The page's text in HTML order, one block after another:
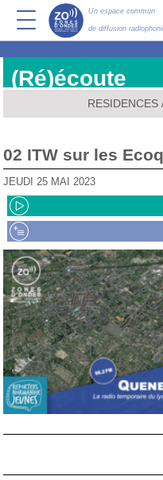
Un espace commun
de diffusion
(Ré)écoute
RESIDENCES
02 ITW sur les
JEUDI 25 MAI 2023